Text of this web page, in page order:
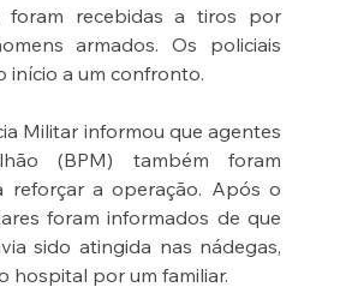
foram recebidas a tiros por
armados. Os policiais
início a um confronto.
Militar informou que agentes
(BPM) também foram
reforçar a operação. Após o
foram informados de que
sido atingida nas nádegas,
hospital por um familiar.